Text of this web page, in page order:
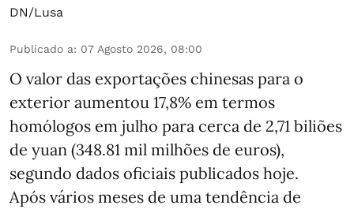
DN/Lusa
Publicado a: 07 Agosto 2026, 08:00
O valor das exportações chinesas para o
exterior aumentou 17,8% em termos
homólogos em julho para cerca de 2,71 biliões
de yuan (348.81 mil milhões de euros),
segundo dados oficiais publicados hoje.
Após vários meses de uma tendência de